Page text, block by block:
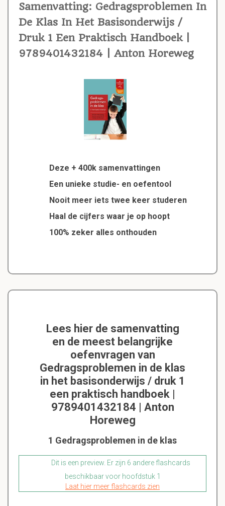
Samenvatting: Gedragsproblemen In
De Klas In Het Basisonderwijs /
Druk 1 Een Praktisch Handboek |
9789401432184 | Anton Horeweg
Deze + 400k samenvattingen
Een unieke studie- en oefentool
Nooit meer iets twee keer studeren
Haal de cijfers waar je op hoopt
100% zeker alles onthouden
Lees hier de samenvatting
en de meest belangrijke
oefenvragen van
Gedragsproblemen in de klas
in het basisonderwijs / druk 1
een praktisch handboek |
9789401432184 | Anton
Horeweg
1 Gedragsproblemen in de klas
Dit is een preview. Er zijn 6 andere flashcards
beschikbaar voor hoofdstuk 1
Laat hier meer flashcards zien